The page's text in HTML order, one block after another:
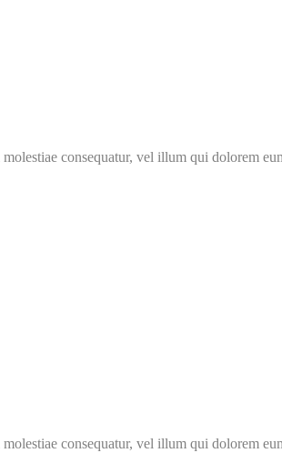
consequatur, vel illum qui dolorem
consequatur, vel illum qui dolorem